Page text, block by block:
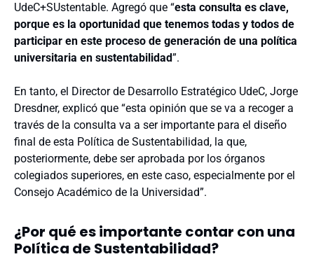
UdeC+SUstentable. Agregó que “esta consulta es clave,
porque es la oportunidad que tenemos todas y todos de
participar en este proceso de generación de una política
universitaria en sustentabilidad”.
En tanto, el Director de Desarrollo Estratégico UdeC, Jorge
Dresdner, explicó que “esta opinión que se va a recoger a
través de la consulta va a ser importante para el diseño
final de esta Política de Sustentabilidad, la que,
posteriormente, debe ser aprobada por los órganos
colegiados superiores, en este caso, especialmente por el
Consejo Académico de la Universidad”.
¿Por qué es importante contar con una
Política de Sustentabilidad?